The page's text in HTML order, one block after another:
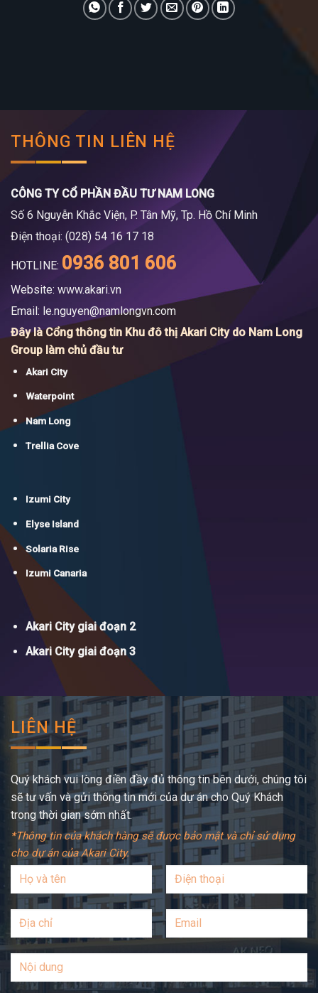
THÔNG TIN LIÊN HỆ
CÔNG TY CỔ PHẦN ĐẦU TƯ NAM LONG
Số 6 Nguyễn Khắc Viện, P. Tân Mỹ, Tp. Hồ Chí Minh
Điện thoại: (028) 54 16 17 18
HOTLINE: 0936 801 606
Website: www.akari.vn
Email: le.nguyen@namlongvn.com
Đây là Cổng thông tin Khu đô thị Akari City do Nam Long
Group làm chủ đầu tư
Akari City
Waterpoint
Nam Long
Trellia Cove
Izumi City
Elyse Island
Solaria Rise
Izumi Canaria
Akari City giai đoạn 2
Akari City giai đoạn 3
LIÊN HỆ
Quý khách vui lòng điền đầy đủ thông tin bên dưới, chúng tôi
sẽ tư vấn và gửi thông tin mới của dự án cho Quý Khách
trong thời gian sớm nhất.
*Thông tin của khách hàng sẽ được bảo mật và chỉ sử dụng
cho dự án của Akari City.